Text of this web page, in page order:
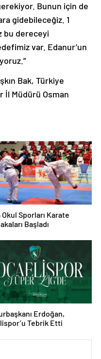
Bunun için de
gidebileceğiz. 1
bu dereceyi
var. Edanur’un
Bak, Türkiye
İl Müdürü Osman
Okul Sporları Karate
Başladı
Erdoğan,
Tebrik Etti